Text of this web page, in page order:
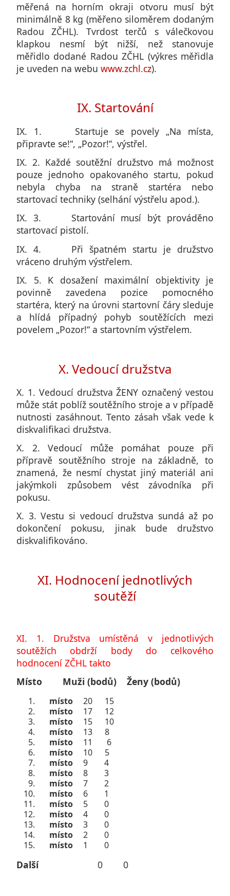
měřená na horním okraji otvoru musí být
minimálně 8 kg (měřeno siloměrem dodaným
Radou ZČHL). Tvrdost terčů s válečkovou
klapkou nesmí být nižší, než stanovuje
měřidlo dodané Radou ZČHL (výkres měřidla
je uveden na webu www.zchl.cz).
IX. Startování
IX. 1. Startuje se povely „Na místa,
připravte se!“, „Pozor!“, výstřel.
IX. 2. Každé soutěžní družstvo má možnost
pouze jednoho opakovaného startu, pokud
nebyla chyba na straně startéra nebo
startovací techniky (selhání výstřelu apod.).
IX. 3. Startování musí být prováděno
startovací pistolí.
IX. 4. Při špatném startu je družstvo
vráceno druhým výstřelem.
IX. 5. K dosažení maximální objektivity je
povinně zavedena pozice pomocného
startéra, který na úrovni startovní čáry sleduje
a hlídá případný pohyb soutěžících mezi
povelem „Pozor!“ a startovním výstřelem.
X. Vedoucí družstva
X. 1. Vedoucí družstva ŽENY označený vestou
může stát poblíž soutěžního stroje a v případě
nutnosti zasáhnout. Tento zásah však vede k
diskvalifikaci družstva.
X. 2. Vedoucí může pomáhat pouze při
přípravě soutěžního stroje na základně, to
znamená, že nesmí chystat jiný materiál ani
jakýmkoli způsobem vést závodníka při
pokusu.
X. 3. Vestu si vedoucí družstva sundá až po
dokončení pokusu, jinak bude družstvo
diskvalifikováno.
XI. Hodnocení jednotlivých
soutěží
XI. 1. Družstva umístěná v jednotlivých
soutěžích obdrží body do celkového
hodnocení ZČHL takto
Místo
Muži (bodů) Ženy (bodů)
místo 20 15
místo 17 12
místo 15 10
místo 13 8
místo 11 6
místo 10 5
místo 9 4
místo 8 3
místo 7 2
místo 6 1
místo 5 0
místo 4 0
místo 3 0
místo 2 0
místo 1 0
Další0 0